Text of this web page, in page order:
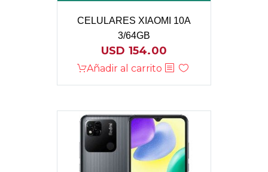
CELULARES XIAOMI 10A
3/64GB
USD 154.00
Añadir al carrito